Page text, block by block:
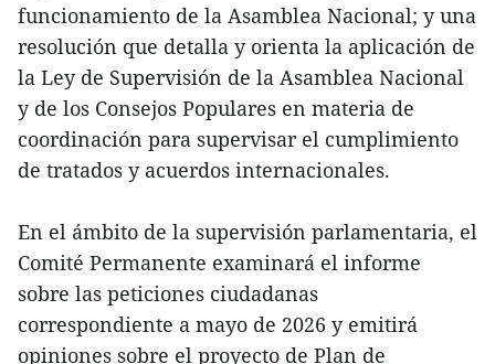
funcionamiento de la Asamblea Nacional; y una
resolución que detalla y orienta la aplicación de
la Ley de Supervisión de la Asamblea Nacional
y de los Consejos Populares en materia de
coordinación para supervisar el cumplimiento
de tratados y acuerdos internacionales.
En el ámbito de la supervisión parlamentaria, el
Comité Permanente examinará el informe
sobre las peticiones ciudadanas
correspondiente a mayo de 2026 y emitirá
opiniones sobre el proyecto de Plan de